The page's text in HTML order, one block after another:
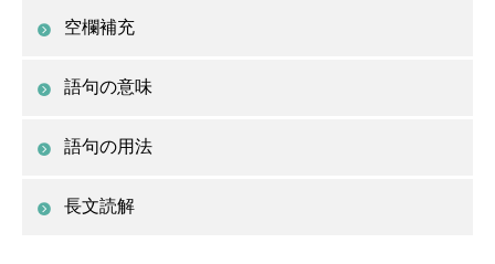
空欄補充
語句の意味
語句の用法
長文読解